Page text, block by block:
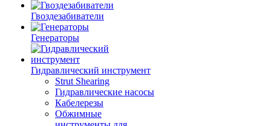
Гвоздезабиватели
Генераторы
Гидравлический инструмент
Strut Shearing
Гидравлические насосы
Кабелерезы
Обжимные